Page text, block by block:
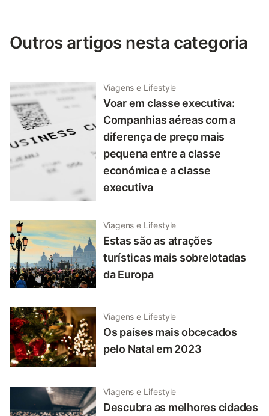
Outros artigos nesta categoria
Viagens e Lifestyle
Voar em classe executiva:
Companhias aéreas com a
diferença de preço mais
pequena entre a classe
económica e a classe
executiva
Viagens e Lifestyle
Estas são as atrações
turísticas mais sobrelotadas
da Europa
Viagens e Lifestyle
Os países mais obcecados
pelo Natal em 2023
Viagens e Lifestyle
Descubra as melhores cidades